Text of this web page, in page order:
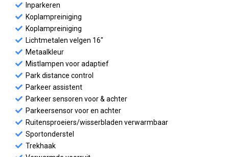
Inparkeren
Koplampreiniging
Koplampreiniging
Lichtmetalen velgen 16"
Metaalkleur
Mistlampen voor adaptief
Park distance control
Parkeer assistent
Parkeer sensoren voor & achter
Parkeersensor voor en achter
Ruitensproeiers/wisserbladen verwarmbaar
Sportonderstel
Trekhaak